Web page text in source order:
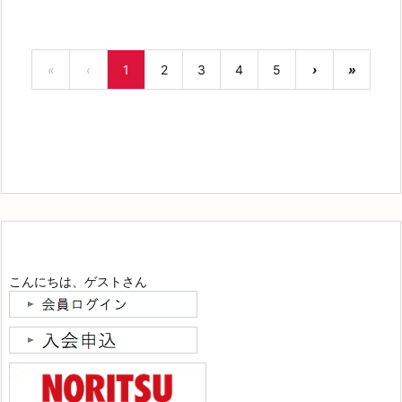
« ‹ 1 2 3 4 5 › »
こんにちは、ゲストさん